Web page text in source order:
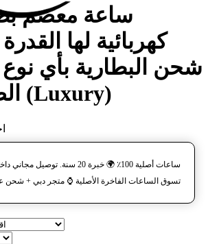
ساعة معصم
كهربائية لها
شحن البطارية بأي
الضوء فخامة (Luxury)
ساعات أصلية 100٪ 🌍 خبرة 20 سنة. توصيل مجاني داخل الإمارات.
تسوق الساعات الفاخرة الأصلية ⌚️ متجر دبي + شحن